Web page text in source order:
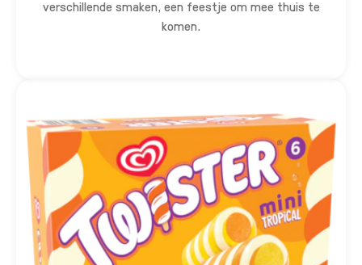
verschillende smaken, een feestje om mee thuis te
komen.